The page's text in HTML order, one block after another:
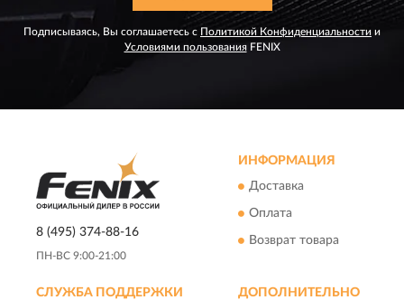
Подписываясь, Вы соглашаетесь с Политикой Конфиденциальности и
Условиями пользованияFENIX
8 (495) 374-88-16
ПН-ВС 9:00-21:00
ИНФОРМАЦИЯ
Доставка
Оплата
Возврат товара
СЛУЖБА ПОДДЕРЖКИ ДОПОЛНИТЕЛЬНО